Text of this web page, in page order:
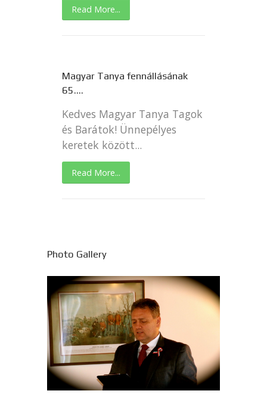
Read More...
Magyar Tanya fennállásának
65....
Kedves Magyar Tanya Tagok
és Barátok! Ünnepélyes
keretek között...
Read More...
Photo Gallery